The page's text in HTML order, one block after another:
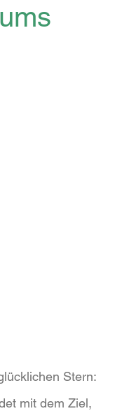
Stern:
mit dem Ziel,